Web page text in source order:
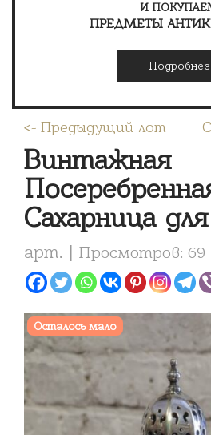
И
ПРЕДМЕТЫ
Подробнее
<- Предыдущий лот
Винтажная
Сахарница
арт. | Просмотров: 69
Осталось мало